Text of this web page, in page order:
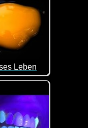
Leben
paar interessante